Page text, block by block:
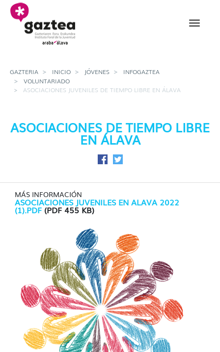
Saltar al contenido principal
Asociaciones
GAZTERIA INICIO JÓVENES
INFOGAZTEA
VOLUNTARIADO
ASOCIACIONES JUVENILES DE TIEMPO LIBRE EN ÁLAVA
ASOCIACIONES DE TIEMPO LIBRE
EN ÁLAVA
Compartir en Facebook
Compartir en Twitter
MÁS INFORMACIÓN
ASOCIACIONES JUVENILES EN ALAVA 2022
(1).PDF (PDF 455 KB)